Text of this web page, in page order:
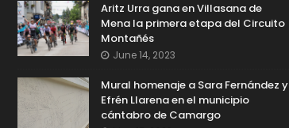
Aritz Urra gana en Villasana de
Mena la primera etapa del Circuito
Montañés
June 14, 2023
Mural homenaje a Sara Fernández y
Efrén Llarena en el municipio
cántabro de Camargo